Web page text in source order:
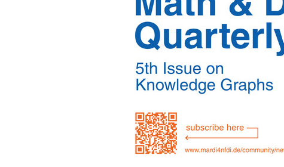
newsletter
online